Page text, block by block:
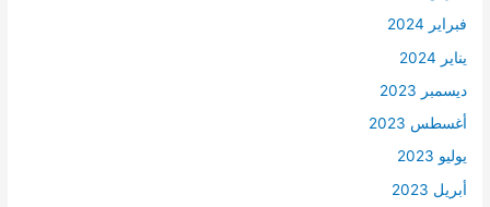
فبراير 2024
يناير 2024
ديسمبر 2023
أغسطس 2023
يوليو 2023
أبريل 2023